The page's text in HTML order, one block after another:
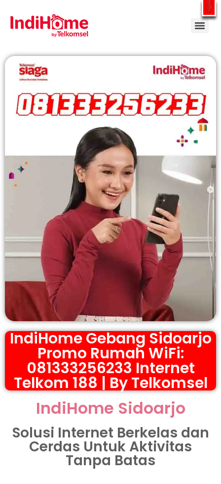
Gratis Pasang Dengan Bayar PDD2 | WiFi 200Rb an By Telkomsel
IndiHome Gebang Sidoarjo
Promo Rumah WiFi:
081333256233 Internet
Telkom 188 | By Telkomsel
IndiHome Sidoarjo
Solusi Internet Berkelas dan
Cerdas Untuk Aktivitas
Tanpa Batas